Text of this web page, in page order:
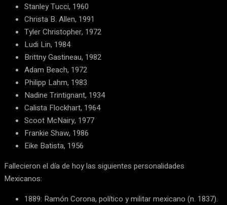
Stanley Tucci, 1960
Christa B. Allen, 1991
Tyler Christopher, 1972
Ludi Lin, 1984
Brittny Gastineau, 1982
Adam Beach, 1972
Philipp Lahm, 1983
Nadine Trintignant, 1934
Calista Flockhart, 1964
Scoot McNairy, 1977
Frankie Shaw, 1986
Eike Batista, 1956
Fallecieron el día de hoy las siguientes personalidades
Mexicanos:
1889: Ramón Corona, político y militar mexicano (n. 1837).